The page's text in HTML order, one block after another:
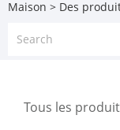
Maison > Des
Tous les